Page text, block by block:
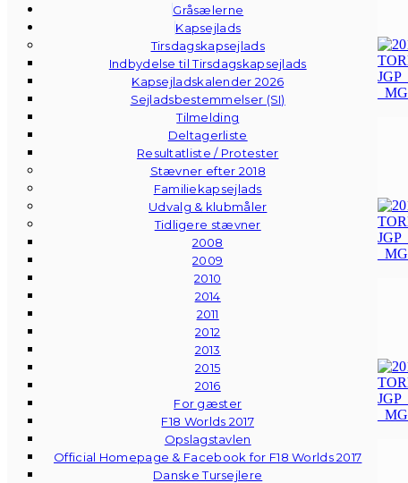
Gråsælerne
Kapsejlads
Tirsdagskapsejlads
Indbydelse til Tirsdagskapsejlads
Kapsejladskalender 2026
Sejladsbestemmelser (SI)
Tilmelding
Deltagerliste
Resultatliste / Protester
Stævner efter 2018
Familiekapsejlads
Udvalg & klubmåler
Tidligere stævner
2008
2009
2010
2014
2011
2012
2013
2015
2016
For gæster
F18 Worlds 2017
Opslagstavlen
Official Homepage & Facebook for F18 Worlds 2017
Danske Tursejlere